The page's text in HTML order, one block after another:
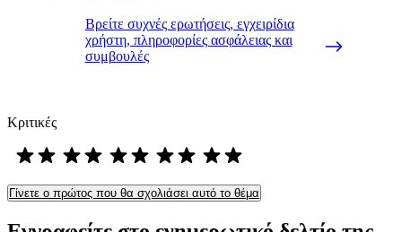
Βρείτε συχνές ερωτήσεις, εγχειρίδια
χρήστη, πληροφορίες ασφάλειας και
συμβουλές
Κριτικές
Γίνετε ο πρώτος που θα σχολιάσει αυτό το θέμα